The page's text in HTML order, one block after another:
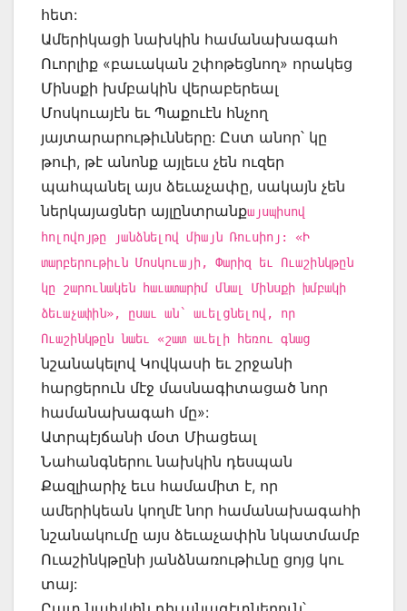
հետ:
Ամերիկացի նախկին համանախագահ
Ուորլիք «բաւական շփոթեցնող» որակեց
Մինսքի խմբակին վերաբերեալ
Մոսկուայէն եւ Պաքուէն հնչող
յայտարարութիւնները: Ըստ անոր՝ կը
թուի, թէ անոնք այլեւս չեն ուզեր
պահպանել այս ձեւաչափը, սակայն չեն
ներկայացներ այլընտրանքայսպիսով
հոլովոյթը յանձնելով միայն Ռուսիոյ: «Ի
տարբերութիւն Մոսկուայի, Փարիզ եւ Ուաշինկթըն
կը շարունակեն հաւատարիմ մնալ Մինսքի խմբակի
ձեւաչափին», ըսաւ ան՝ աւելցնելով, որ
Ուաշինկթըն նաեւ «շատ աւելի հեռու գնաց
նշանակելով Կովկասի եւ շրջանի
հարցերուն մէջ մասնագիտացած նոր
համանախագահ մը»:
Ատրպէյճանի մօտ Միացեալ
Նահանգներու նախկին դեսպան
Քազլիարիչ եւս համամիտ է, որ
ամերիկեան կողմէ նոր համանախագահի
նշանակումը այս ձեւաչափին նկատմամբ
Ուաշինկթընի յանձնառութիւնը ցոյց կու
տայ: